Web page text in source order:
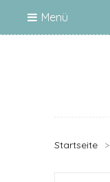
Menü
Startseite >